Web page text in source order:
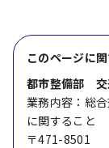
このページに
都市整備部 交
業務内容：総
に関すること
〒471-8501